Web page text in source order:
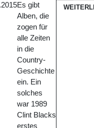
Es gibt
Alben, die
zogen für
alle Zeiten
in die
Country-
Geschichte
ein. Ein
solches
war 1989
Clint Blacks
erstes